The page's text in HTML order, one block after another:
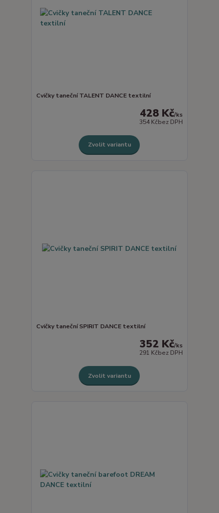
Cvičky taneční TALENT DANCE textilní
428 Kč/ks
354 Kčbez DPH
Zvolit variantu
Cvičky taneční SPIRIT DANCE textilní
352 Kč/ks
291 Kčbez DPH
Zvolit variantu